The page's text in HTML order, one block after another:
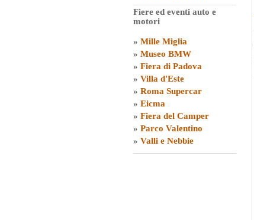
Fiere ed eventi auto e
motori
» Mille Miglia
» Museo BMW
» Fiera di Padova
» Villa d'Este
» Roma Supercar
» Eicma
» Fiera del Camper
» Parco Valentino
» Valli e Nebbie